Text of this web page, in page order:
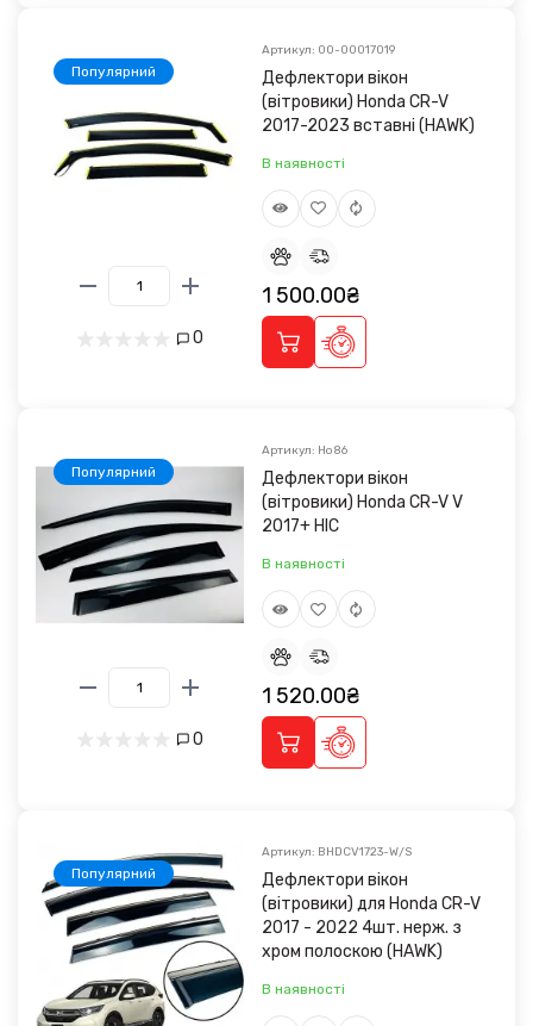
Популярний
0
Артикул: 00-00017019
Дефлектори вікон
(вітровики) Honda CR-V
2017-2023 вставні (HAWK)
В наявності
1 500.00₴
Популярний
0
Артикул: Ho86
Дефлектори вікон
(вітровики) Honda CR-V V
2017+ HIC
В наявності
1 520.00₴
Популярний
Артикул: BHDCV1723-W/S
Дефлектори вікон
(вітровики) для Honda CR-V
2017 - 2022 4шт. нерж. з
хром полоскою (HAWK)
В наявності